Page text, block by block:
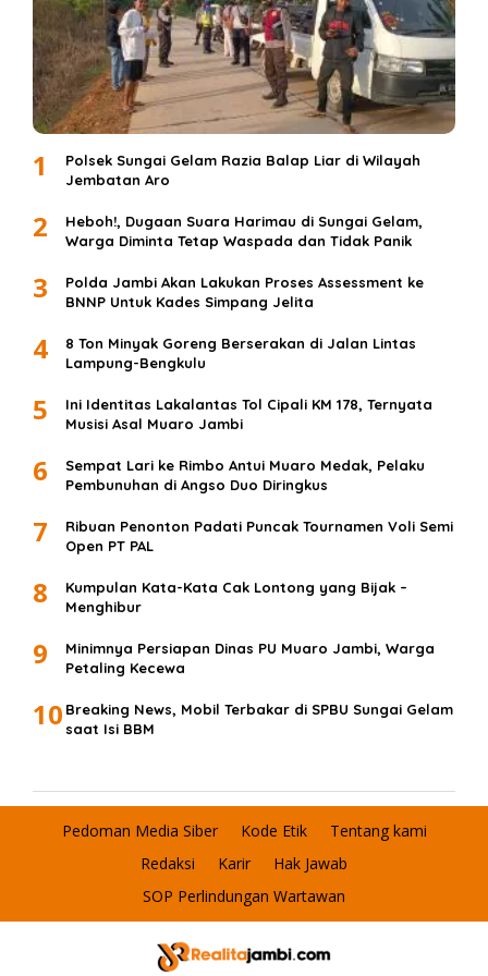
1
Polsek Sungai Gelam Razia Balap Liar di Wilayah
Jembatan Aro
2
Heboh!, Dugaan Suara Harimau di Sungai Gelam,
Warga Diminta Tetap Waspada dan Tidak Panik
3
Polda Jambi Akan Lakukan Proses Assessment ke
BNNP Untuk Kades Simpang Jelita
4
8 Ton Minyak Goreng Berserakan di Jalan Lintas
Lampung-Bengkulu
5
Ini Identitas Lakalantas Tol Cipali KM 178, Ternyata
Musisi Asal Muaro Jambi
6
Sempat Lari ke Rimbo Antui Muaro Medak, Pelaku
Pembunuhan di Angso Duo Diringkus
7
Ribuan Penonton Padati Puncak Tournamen Voli Semi
Open PT PAL
8
Kumpulan Kata-Kata Cak Lontong yang Bijak –
Menghibur
9
Minimnya Persiapan Dinas PU Muaro Jambi, Warga
Petaling Kecewa
10 Breaking News, Mobil Terbakar di SPBU Sungai Gelam
saat Isi BBM
Pedoman Media Siber Kode Etik
Tentang kami
Redaksi
Karir
Hak Jawab
SOP Perlindungan Wartawan